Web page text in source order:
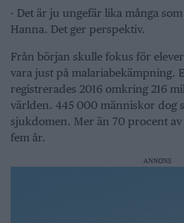
- Det är ju ungefär lika många
Hanna. Det ger perspektiv.
Från början skulle fokus för
vara just på malariabekämpning.
registrerades 2016 omkring 216
världen. 445 000 människor dog
sjukdomen. Mer än 70 procent
fem år.
ANNONS